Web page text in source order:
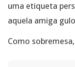
uma etiqueta
aquela amiga
Como